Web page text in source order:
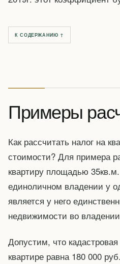
К СОДЕРЖАНИЮ ↑
Примеры
Как рассчитать налог на
стоимости? Для примера
квартиру площадью
единоличном владении у
является у него
недвижимости во
Допустим, что
квартире равна 180 000